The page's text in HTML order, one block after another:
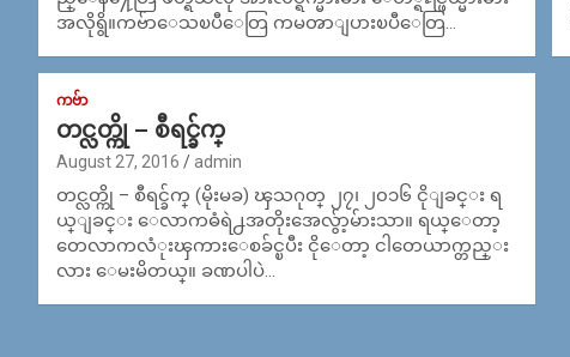
အလိုရွိ။ကဗ်ာေသၿပီေတြ ကမၻာျပားၿပီေတြ…
ကဗ်ာ
တင္လတ္ကို – စီရင္ခ်က္
August 27, 2016 admin
တင္လတ္ကို – စီရင္ခ်က္ (မိုးမခ) ၾသဂုတ္ ၂၇၊ ၂၀၁၆ ငိုျခင္း ရ
ယ္ျခင္း ေလာကဓံရဲ႕အတိုးအေလွ်ာ့မ်ားသာ။ ရယ္ေတာ့
တေလာကလံုးၾကားေစခ်င္ၿပီး ငိုေတာ့ ငါတေယာက္တည္း
လား ေမးမိတယ္။ ခဏပါပဲ…